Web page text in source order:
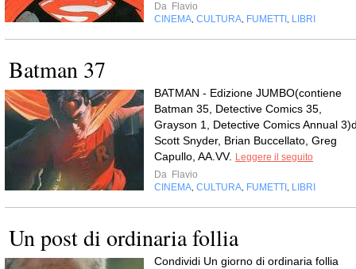
Da Flavio
CINEMA, CULTURA, FUMETTI , LIBRI
Batman 37
BATMAN - Edizione JUMBO(contiene
Batman 35, Detective Comics 35,
Grayson 1, Detective Comics Annual
Scott Snyder, Brian Buccellato, Greg
Capullo, AA.VV. Leggere il seguito
Da Flavio
CINEMA, CULTURA, FUMETTI , LIBRI
Un post di ordinaria follia
Condividi Un giorno di ordinaria follia